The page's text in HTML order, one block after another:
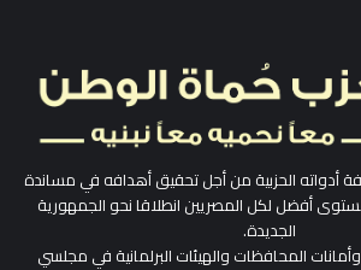
أدواته الحزبية من أجل تحقيق أهدافه في مساندة
أفضل لكل المصريين انطلاقا نحو الجمهورية
الجديدة.
وأمانات المحافظات والهيئات البرلمانية في مجلسي